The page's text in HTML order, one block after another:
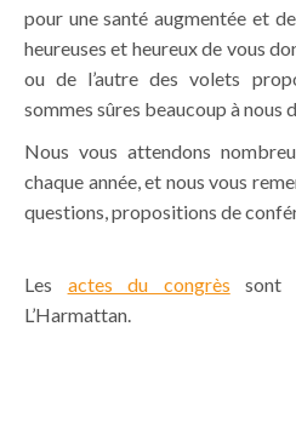
pour une santé augmentée et
heureuses et heureux de vous
ou de l’autre des volets
sommes sûres beaucoup à nous
Nous vous attendons
chaque année, et nous vous
questions, propositions de
Les actes du congrès sont
L’Harmattan.